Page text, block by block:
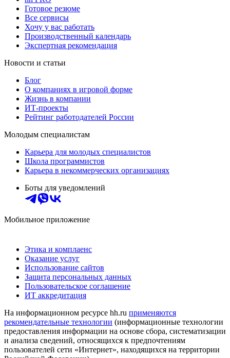
Готовое резюме
Все сервисы
Хочу у вас работать
Производственный календарь
Экспертная рекомендация
Новости и статьи
Блог
О компаниях в игровой форме
Жизнь в компании
ИТ-проекты
Рейтинг работодателей России
Молодым специалистам
Карьера для молодых специалистов
Школа программистов
Карьера в некоммерческих организациях
Боты для уведомлений
Мобильное приложение
Этика и комплаенс
Оказание услуг
Использование сайтов
Защита персональных данных
Пользовательское соглашение
ИТ аккредитация
На информационном ресурсе hh.ru применяются
рекомендательные технологии (информационные технологии
предоставления информации на основе сбора, систематизации
и анализа сведений, относящихся к предпочтениям
пользователей сети «Интернет», находящихся на территории